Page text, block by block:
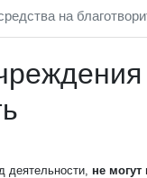
на
не могут